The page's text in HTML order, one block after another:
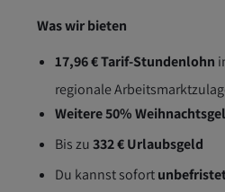
Was wir bieten
17,96 € Tarif-Stundenlohn
regionale
Weitere 50%
Bis zu332 € Urlaubsgeld
Du kannst sofort